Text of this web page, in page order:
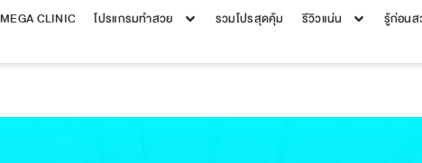
CLINIC โปรแกรมทำสวย รวมโปรสุดคุ้ม รีวิวแน่น รู้ก่อน